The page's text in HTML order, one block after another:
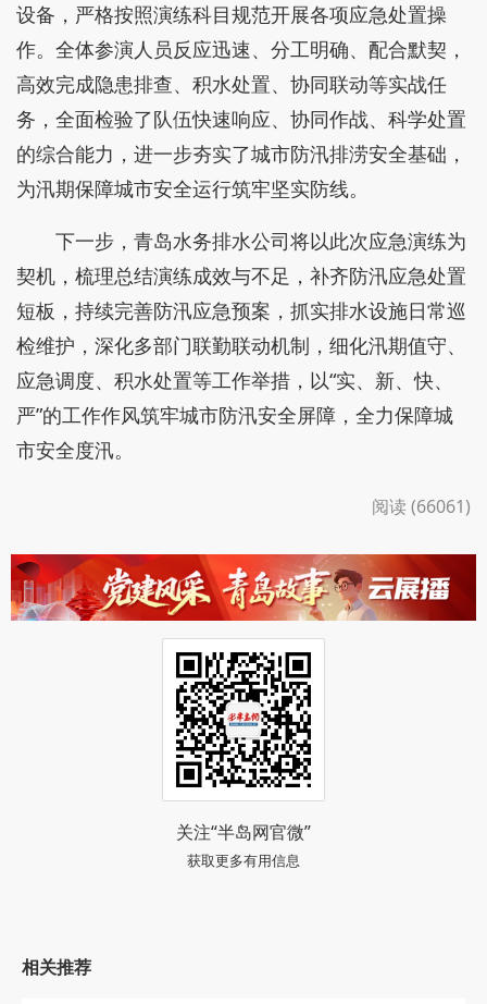
设备，严格按照演练科目规范开展各项应急处置操
作。全体参演人员反应迅速、分工明确、配合默契，
高效完成隐患排查、积水处置、协同联动等实战任
务，全面检验了队伍快速响应、协同作战、科学处置
的综合能力，进一步夯实了城市防汛排涝安全基础，
为汛期保障城市安全运行筑牢坚实防线。
下一步，青岛水务排水公司将以此次应急演练为
契机，梳理总结演练成效与不足，补齐防汛应急处置
短板，持续完善防汛应急预案，抓实排水设施日常巡
检维护，深化多部门联勤联动机制，细化汛期值守、
应急调度、积水处置等工作举措，以“实、新、快、
严”的工作作风筑牢城市防汛安全屏障，全力保障城
市安全度汛。
阅读 (66061)
关注“半岛网官微”
获取更多有用信息
相关推荐